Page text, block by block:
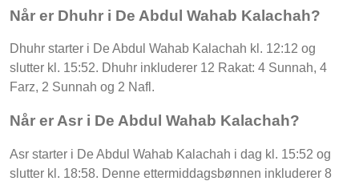
Når er Dhuhr i De Abdul Wahab Kalachah?
Dhuhr starter i De Abdul Wahab Kalachah kl. 12:12 og
slutter kl. 15:52. Dhuhr inkluderer 12 Rakat: 4 Sunnah, 4
Farz, 2 Sunnah og 2 Nafl.
Når er Asr i De Abdul Wahab Kalachah?
Asr starter i De Abdul Wahab Kalachah i dag kl. 15:52 og
slutter kl. 18:58. Denne ettermiddagsbønnen inkluderer 8